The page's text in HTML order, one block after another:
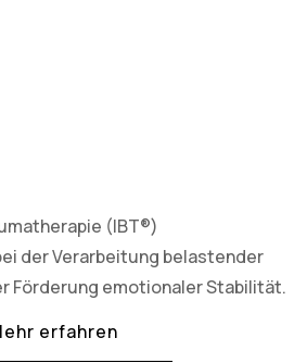
(IBT®)
der Verarbeitung belastender
Förderung emotionaler Stabilität.
erfahren